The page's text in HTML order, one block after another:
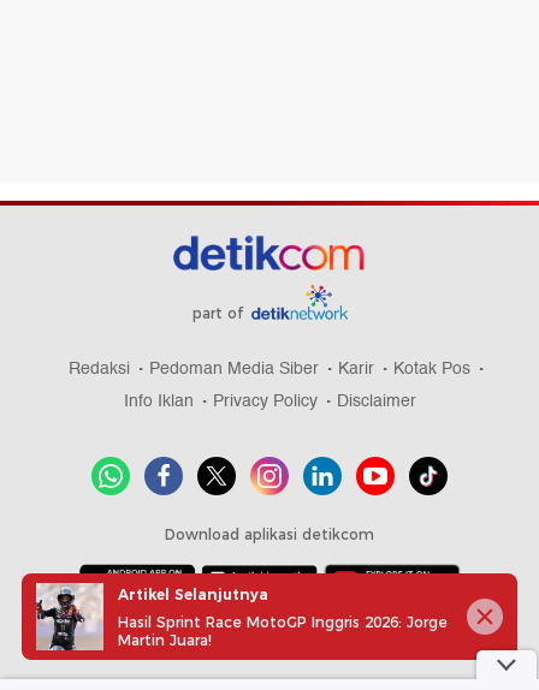
part of
Redaksi Pedoman Media Siber Karir
Kotak Pos
Info Iklan
Privacy Policy Disclaimer
Download aplikasi detikcom
Copyright @ 2026 detikcom, All right reserved
Artikel Selanjutnya
Hasil Sprint Race MotoGP Inggris 2026: Jorge
Martin Juara!